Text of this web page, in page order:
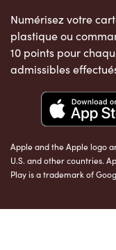
Numérisez votre
plastique ou
10 points pour
admissibles
Apple and the Apple logo
U.S. and other countries.
Play is a trademark of